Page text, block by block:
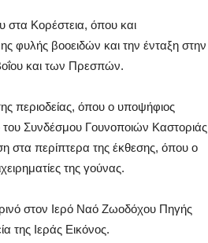
στα Κορέστεια, όπου και
φυλής βοοειδών και την ένταξη στην
και των Πρεσπών.
περιοδείας, όπου ο υποψήφιος
του Συνδέσμου Γουνοποιών Καστοριάς
στα περίπτερα της έκθεσης, όπου ο
της γούνας.
στον Ιερό Ναό Ζωοδόχου Πηγής
της Ιεράς Εικόνος.